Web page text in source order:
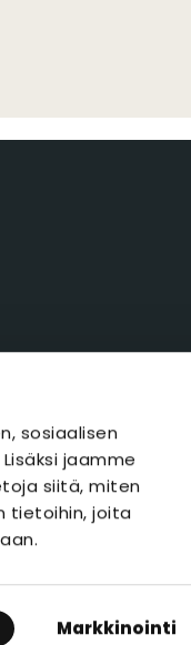
sosiaalisen
jaamme
siitä, miten
tietoihin, joita
Markkinointi
Rekisteriseloste